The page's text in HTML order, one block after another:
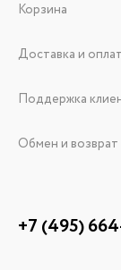
Корзина
Доставка и
Поддержка
Обмен и возврат
+7 (495)